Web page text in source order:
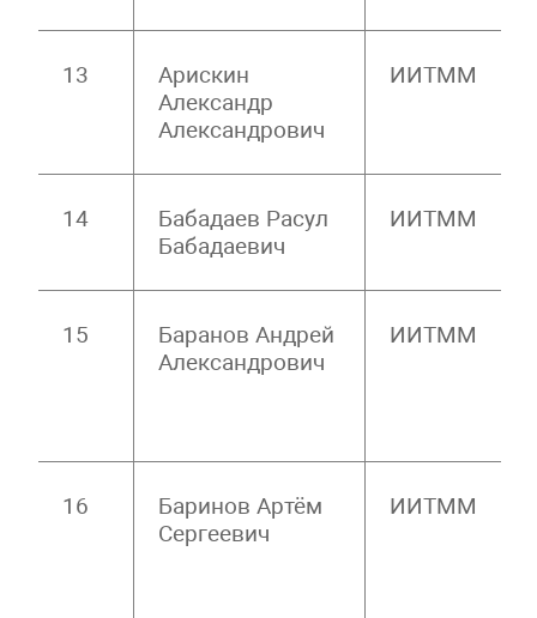
13
Арискин
Александр
Александрович
ИИТММ
14
Бабадаев Расул
Бабадаевич
ИИТММ
15
Баранов Андрей
Александрович
ИИТММ
16
Баринов Артём
Сергеевич
ИИТММ